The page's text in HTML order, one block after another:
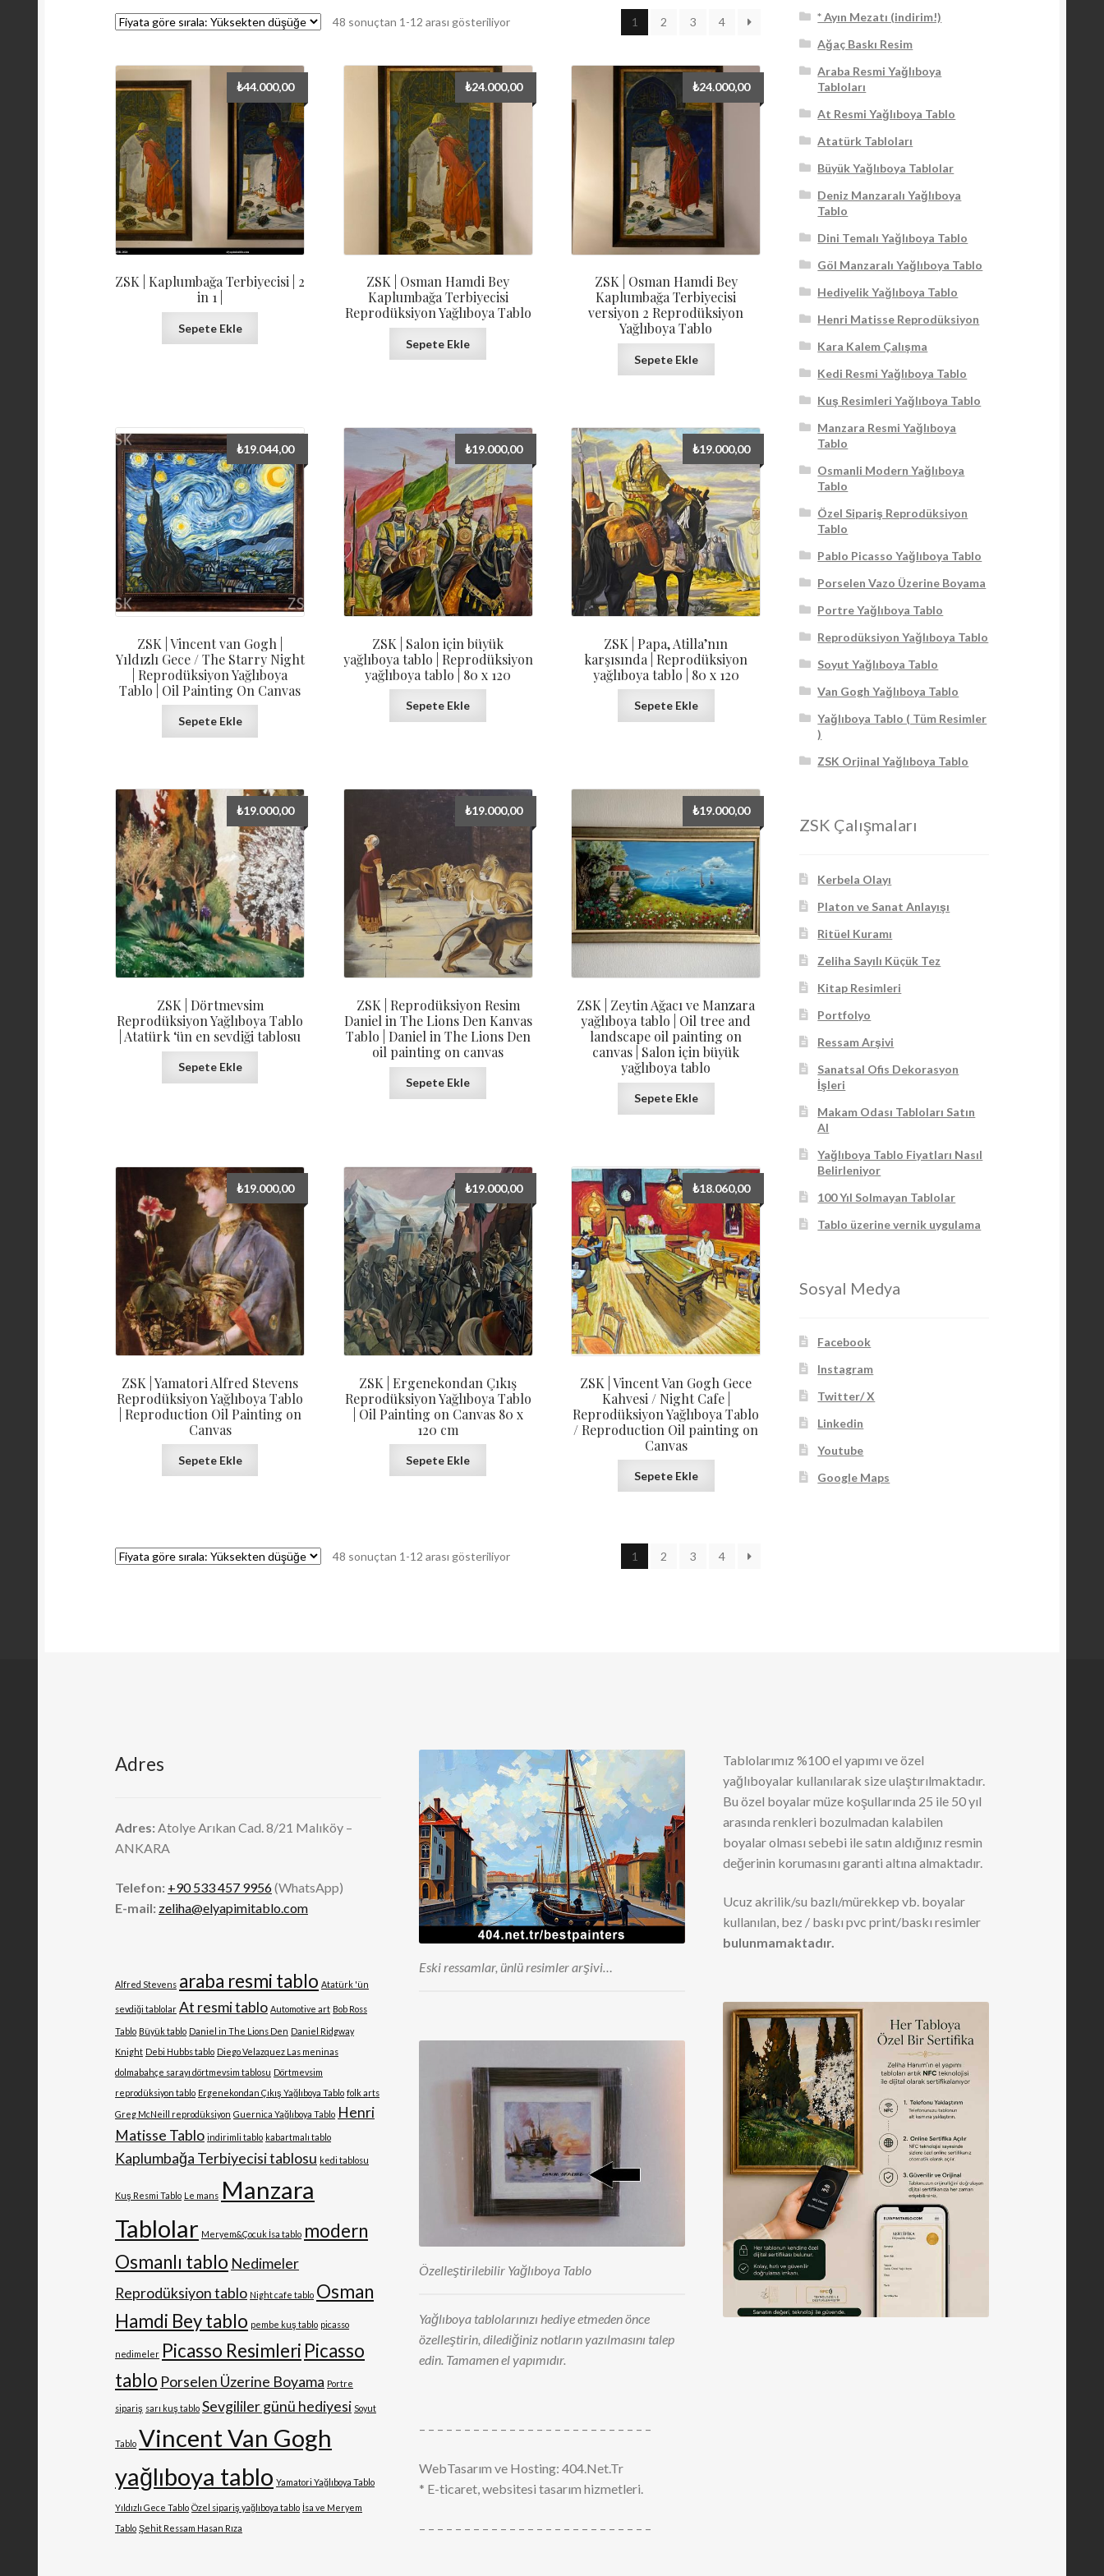
48 sonuçtan 1-12 arası gösteriliyorFiyata
yüksekten
düşüğe
1 2 3 4
ZSK | Kaplumbağa Terbiyecisi | 2
in 1 |
₺44.000,00
Sepete Ekle
ZSK | Osman Hamdi Bey
Kaplumbağa Terbiyecisi
Reprodüksiyon Yağlıboya Tablo
₺24.000,00
Sepete Ekle
ZSK | Osman Hamdi Bey
Kaplumbağa Terbiyecisi
versiyon 2 Reprodüksiyon
Yağlıboya Tablo
₺24.000,00
Sepete Ekle
ZSK | Vincent van Gogh |
Yıldızlı Gece / The Starry Night
| Reprodüksiyon Yağlıboya
Tablo | Oil Painting On Canvas
₺19.044,00
Sepete Ekle
ZSK | Salon için büyük
yağlıboya tablo | Reprodüksiyon
yağlıboya tablo | 80 x 120
₺19.000,00
Sepete Ekle
ZSK | Papa, Atilla’nın
karşısında | Reprodüksiyon
yağlıboya tablo | 80 x 120
₺19.000,00
Sepete Ekle
ZSK | Dörtmevsim
Reprodüksiyon Yağlıboya Tablo
| Atatürk ‘ün en sevdiği tablosu
₺19.000,00
Sepete Ekle
ZSK | Reprodüksiyon Resim
Daniel in The Lions Den Kanvas
Tablo | Daniel in The Lions Den
oil painting on canvas
₺19.000,00
Sepete Ekle
ZSK | Zeytin Ağacı ve Manzara
yağlıboya tablo | Oil tree and
landscape oil painting on
canvas | Salon için büyük
yağlıboya tablo
₺19.000,00
Sepete Ekle
ZSK | Yamatori Alfred Stevens
Reprodüksiyon Yağlıboya Tablo
| Reproduction Oil Painting on
Canvas
₺19.000,00
Sepete Ekle
ZSK | Ergenekondan Çıkış
Reprodüksiyon Yağlıboya Tablo
| Oil Painting on Canvas 80 x
120 cm
₺19.000,00
Sepete Ekle
ZSK | Vincent Van Gogh Gece
Kahvesi / Night Cafe |
Reprodüksiyon Yağlıboya Tablo
/ Reproduction Oil painting on
Canvas
₺18.060,00
Sepete Ekle
48 sonuçtan 1-12 arası gösteriliyorFiyata
1 2 3 4
* Ayın Mezatı (indirim!)
Ağaç Baskı Resim
Araba Resmi Yağlıboya
Tabloları
At Resmi Yağlıboya Tablo
Atatürk Tabloları
Büyük Yağlıboya Tablolar
Deniz Manzaralı Yağlıboya
Tablo
Dini Temalı Yağlıboya Tablo
Göl Manzaralı Yağlıboya Tablo
Hediyelik Yağlıboya Tablo
Henri Matisse Reprodüksiyon
Kara Kalem Çalışma
Kedi Resmi Yağlıboya Tablo
Kuş Resimleri Yağlıboya Tablo
Manzara Resmi Yağlıboya
Tablo
Osmanli Modern Yağlıboya
Tablo
Özel Sipariş Reprodüksiyon
Tablo
Pablo Picasso Yağlıboya Tablo
Porselen Vazo Üzerine Boyama
Portre Yağlıboya Tablo
Reprodüksiyon Yağlıboya Tablo
Soyut Yağlıboya Tablo
Van Gogh Yağlıboya Tablo
Yağlıboya Tablo ( Tüm Resimler
)
ZSK Orjinal Yağlıboya Tablo
ZSK Çalışmaları
Kerbela Olayı
Platon ve Sanat Anlayışı
Ritüel Kuramı
Zeliha Sayılı Küçük Tez
Kitap Resimleri
Portfolyo
Ressam Arşivi
Sanatsal Ofis Dekorasyon
İşleri
Makam Odası Tabloları Satın
Al
Yağlıboya Tablo Fiyatları Nasıl
Belirleniyor
100 Yıl Solmayan Tablolar
Tablo üzerine vernik uygulama
Sosyal Medya
Facebook
Instagram
Twitter/ X
Linkedin
Youtube
Google Maps
Adres
Adres:Atolye Arıkan Cad. 8/21 Malıköy –
ANKARA
Telefon: +90 533 457 9956(WhatsApp)
E-mail: zeliha@elyapimitablo.com
Alfred Stevens araba resmi tablo Atatürk 'ün
sevdiği tablolar At resmi tablo Automotive art Bob Ross
Tablo Büyük tablo Daniel in The Lions Den Daniel Ridgway
Knight Debi Hubbs tablo Diego Velazquez Las meninas
dolmabahçe sarayı dörtmevsim tablosu Dörtmevsim
reprodüksiyon tablo Ergenekondan Çıkış Yağlıboya Tablo folk arts
Greg McNeill reprodüksiyon Guernica Yağlıboya Tablo Henri
Matisse Tablo indirimli tablo kabartmalı tablo
Kaplumbağa Terbiyecisi tablosu kedi tablosu
Kuş Resmi Tablo Le mans Manzara
Tablolar Meryem&Çocuk İsa tablo modern
Osmanlı tablo Nedimeler
Reprodüksiyon tablo Night cafe tablo Osman
Hamdi Bey tablo pembe kuş tablo picasso
nedimeler Picasso Resimleri Picasso
tablo Porselen Üzerine Boyama Portre
sipariş sarı kuş tablo Sevgililer günü hediyesi Soyut
Tablo Vincent Van Gogh
yağlıboya tablo Yamatori Yağlıboya Tablo
Yıldızlı Gece Tablo Özel sipariş yağlıboya tablo İsa ve Meryem
Tablo Şehit Ressam Hasan Rıza
Eski ressamlar, ünlü resimler arşivi…
Özelleştirilebilir Yağlıboya Tablo
Yağlıboya tablolarınızı hediye etmeden önce
özelleştirin, dilediğiniz notların yazılmasını talep
edin. Tamamen el yapımıdır.
– – – – – – – – – – – – – – – – – – – – – – – – – –
WebTasarım ve Hosting: 404.Net.Tr
* E-ticaret, websitesi tasarım hizmetleri.
– – – – – – – – – – – – – – – – – – – – – – – – – –
Tablolarımız %100 el yapımı ve özel
yağlıboyalar kullanılarak size ulaştırılmaktadır.
Bu özel boyalar müze koşullarında 25 ile 50 yıl
arasında renkleri bozulmadan kalabilen
boyalar olması sebebi ile satın aldığınız resmin
değerinin korumasını garanti altına almaktadır.
Ucuz akrilik/su bazlı/mürekkep vb. boyalar
kullanılan, bez / baskı pvc print/baskı resimler
bulunmamaktadır.